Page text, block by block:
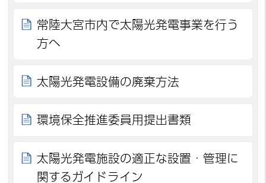
常陸大宮市内で太陽光発電事業を行う
方へ
太陽光発電設備の廃棄方法
環境保全推進委員用提出書類
太陽光発電施設の適正な設置・管理に
関するガイドライン